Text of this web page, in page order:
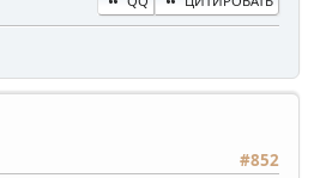
#852